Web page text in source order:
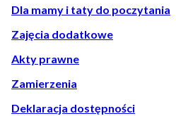
Dla mamy i taty do poczytania
Zajęcia dodatkowe
Akty prawne
Zamierzenia
Deklaracja dostępności